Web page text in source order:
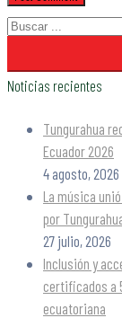
Noticias recientes
Tungurahua
Ecuador 2026
4 agosto, 2026
La música
por
27 julio, 2026
Inclusión y
certificados a
ecuatoriana